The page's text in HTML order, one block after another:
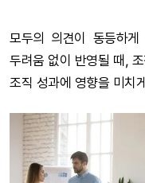
모두의 의견이 동등하
두려움 없이 반영될 때,
조직 성과에 영향을 미치